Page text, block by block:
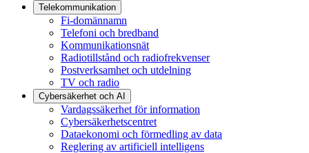
Telekommunikation
Fi-domännamn
Telefoni och bredband
Kommunikationsnät
Radiotillstånd och radiofrekvenser
Postverksamhet och utdelning
TV och radio
Cybersäkerhet och AI
Vardagssäkerhet för information
Cybersäkerhetscentret
Dataekonomi och förmedling av data
Reglering av artificiell intelligens